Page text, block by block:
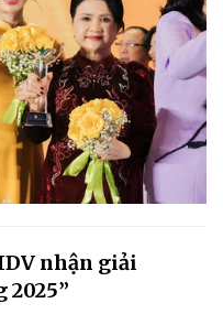
nhận giải
2025”